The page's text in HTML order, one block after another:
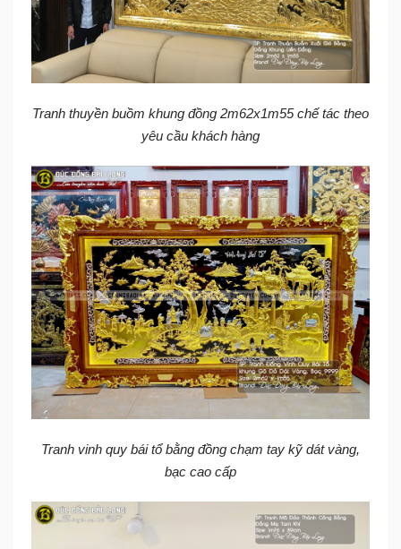
Tranh thuyền buồm khung đồng 2m62x1m55 chế tác theo
yêu cầu khách hàng
Tranh vinh quy bái tổ bằng đồng chạm tay kỹ dát vàng,
bạc cao cấp